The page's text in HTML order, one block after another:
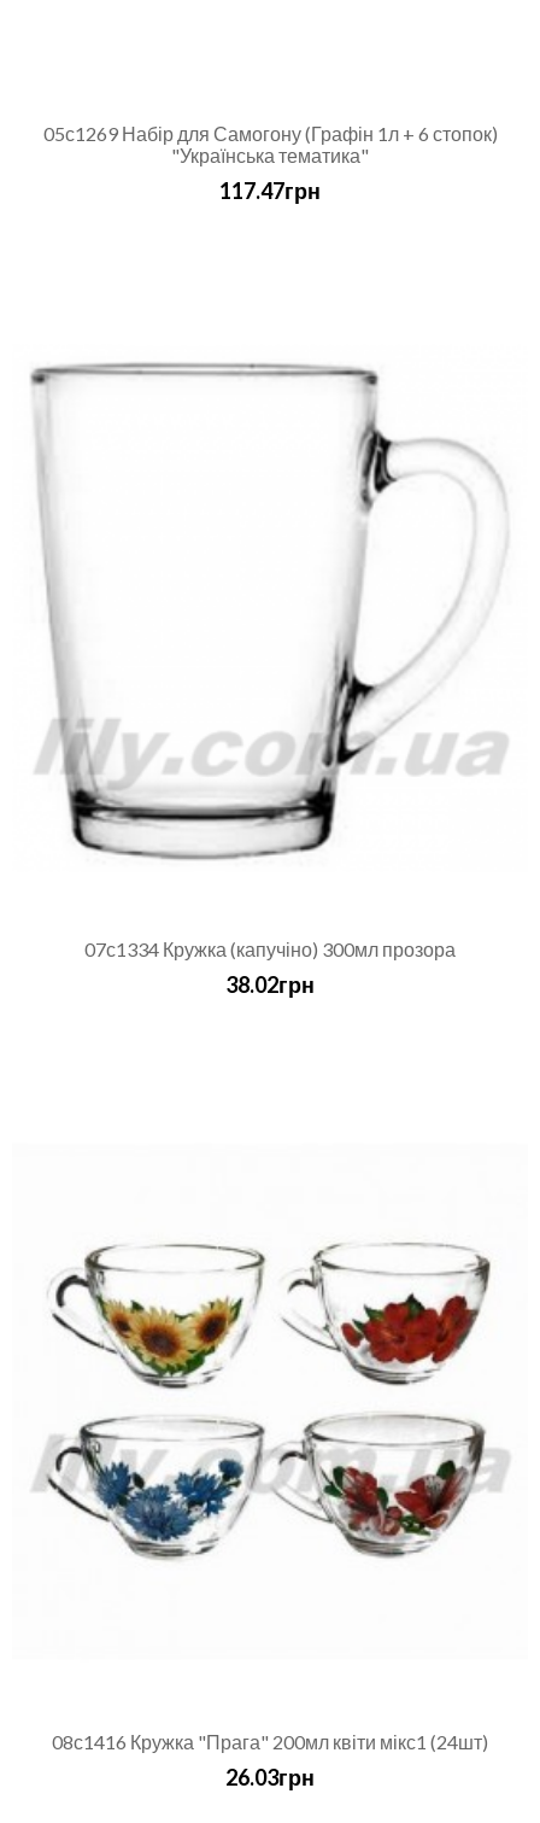
05с1269 Набір для Самогону (Графін 1л + 6 стопок)
"Українська тематика"
117.47грн
07с1334 Кружка (капучіно) 300мл прозора
38.02грн
08с1416 Кружка "Прага" 200мл квіти мікс1 (24шт)
26.03грн